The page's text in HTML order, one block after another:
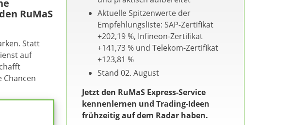
RuMaS
Statt
auf
Chancen
Aktuelle Spitzenwerte der
Empfehlungsliste: SAP-Zertifikat
+202,19 %, Infineon-Zertifikat
+141,73 % und Telekom-Zertifikat
+123,81 %
Stand 02. August
Jetzt den RuMaS Express-Service
kennenlernen und Trading-Ideen
frühzeitig auf dem Radar haben.